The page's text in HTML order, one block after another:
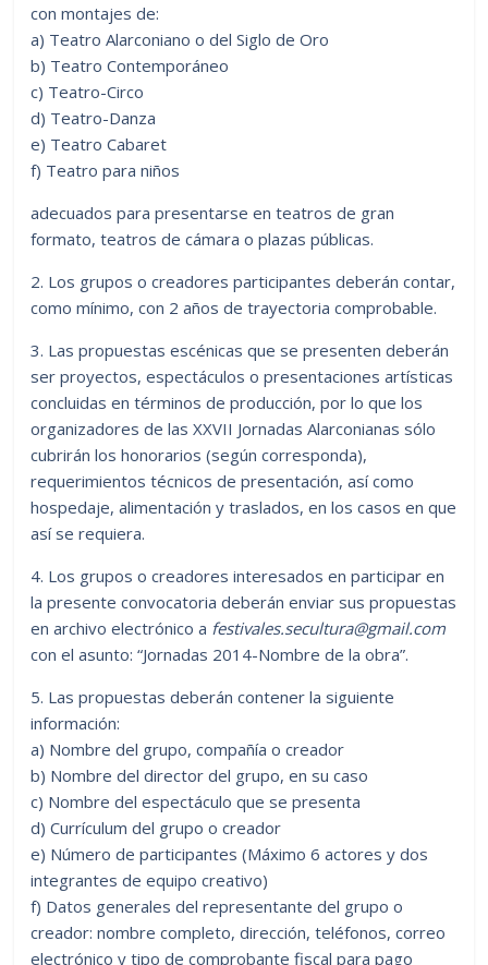
con montajes de:
a) Teatro Alarconiano o del Siglo de Oro
b) Teatro Contemporáneo
c) Teatro-Circo
d) Teatro-Danza
e) Teatro Cabaret
f) Teatro para niños
adecuados para presentarse en teatros de gran
formato, teatros de cámara o plazas públicas.
2. Los grupos o creadores participantes deberán contar,
como mínimo, con 2 años de trayectoria comprobable.
3. Las propuestas escénicas que se presenten deberán
ser proyectos, espectáculos o presentaciones artísticas
concluidas en términos de producción, por lo que los
organizadores de las XXVII Jornadas Alarconianas sólo
cubrirán los honorarios (según corresponda),
requerimientos técnicos de presentación, así como
hospedaje, alimentación y traslados, en los casos en que
así se requiera.
4. Los grupos o creadores interesados en participar en
la presente convocatoria deberán enviar sus propuestas
en archivo electrónico a festivales.secultura@gmail.com
con el asunto: “Jornadas 2014-Nombre de la obra”.
5. Las propuestas deberán contener la siguiente
información:
a) Nombre del grupo, compañía o creador
b) Nombre del director del grupo, en su caso
c) Nombre del espectáculo que se presenta
d) Currículum del grupo o creador
e) Número de participantes (Máximo 6 actores y dos
integrantes de equipo creativo)
f) Datos generales del representante del grupo o
creador: nombre completo, dirección, teléfonos, correo
electrónico y tipo de comprobante fiscal para pago